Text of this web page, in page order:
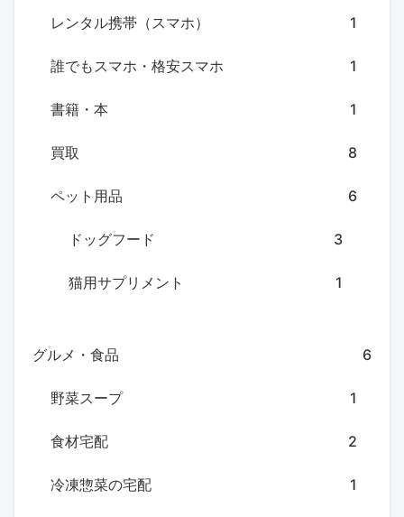
レンタル携帯（スマホ） 1
誰でもスマホ・格安スマホ 1
書籍・本 1
買取 8
ペット用品 6
ドッグフード 3
猫用サプリメント 1
グルメ・食品 6
野菜スープ 1
食材宅配 2
冷凍惣菜の宅配 1